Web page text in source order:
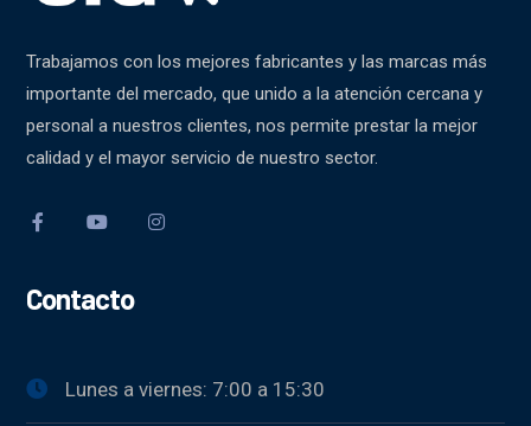
Trabajamos con los mejores fabricantes y las marcas más
importante del mercado, que unido a la atención cercana y
personal a nuestros clientes, nos permite prestar la mejor
calidad y el mayor servicio de nuestro sector.
Contacto
Lunes a viernes: 7:00 a 15:30